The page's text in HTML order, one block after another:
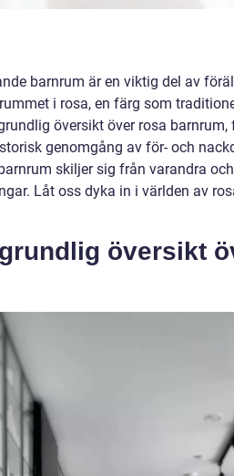
barnrum är en viktig del av
i rosa, en färg som
översikt över rosa
genomgång av för- och
skiljer sig från varandra
Låt oss dyka in i världen av
översikt